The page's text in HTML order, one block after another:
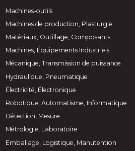
Machines-outils
Machines de production, Plasturgie
Matériaux, Outillage, Composants
Machines, Équipements Industriels
Mécanique, Transmission de puissance
Hydraulique, Pneumatique
Électricité, Électronique
Robotique, Automatisme, Informatique
Détection, Mesure
Métrologie, Laboratoire
Emballage, Logistique, Manutention